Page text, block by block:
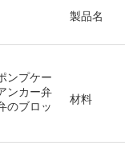
製品名
ンプケー
ンカー弁
のブロッ
材料